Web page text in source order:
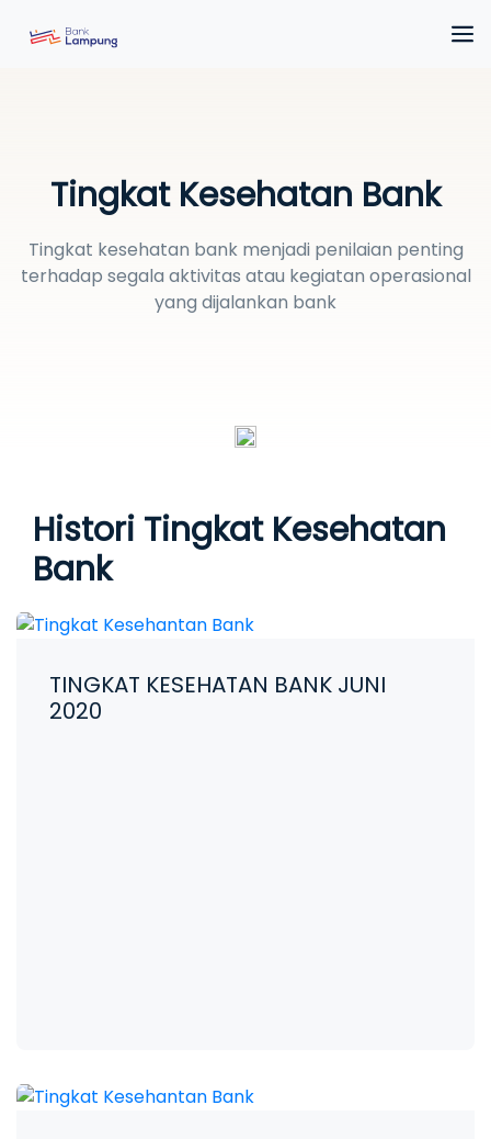
Tingkat Kesehatan Bank
Tingkat kesehatan bank menjadi penilaian penting
terhadap segala aktivitas atau kegiatan operasional
yang dijalankan bank
Histori Tingkat Kesehatan
Bank
TINGKAT KESEHATAN BANK JUNI
2020